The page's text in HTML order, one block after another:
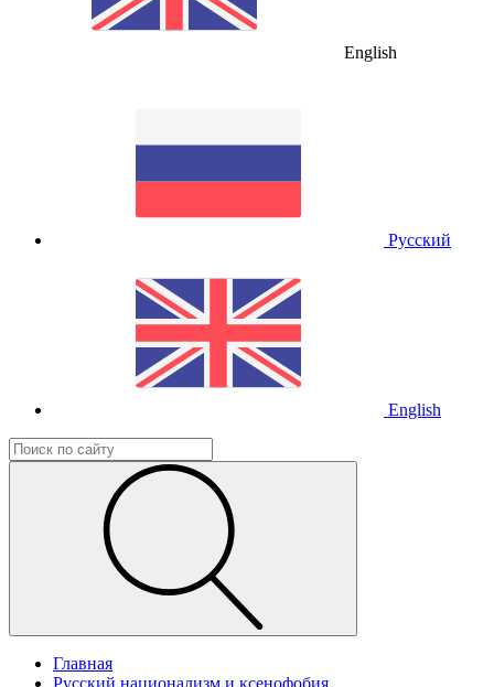
English
Русский
English
Главная
Русский национализм и ксенофобия